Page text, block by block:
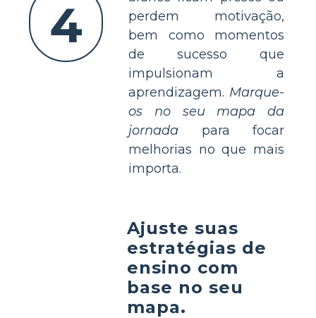
4
perdem motivação,
bem como momentos
de sucesso que
impulsionam a
aprendizagem. Marque-
os no seu mapa da
jornada para focar
melhorias no que mais
importa.
Ajuste suas
estratégias de
ensino com
base no seu
mapa.